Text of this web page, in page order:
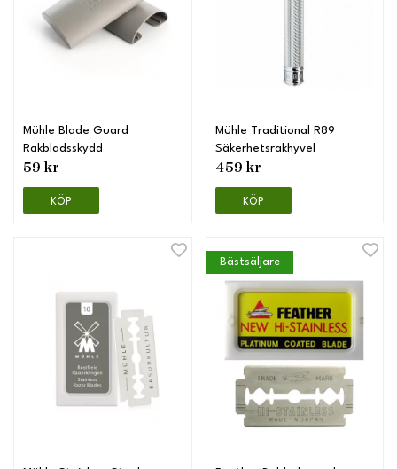
Mühle Blade Guard
Rakbladsskydd
59 kr
KÖP
Mühle Traditional R89
Säkerhetsrakhyvel
459 kr
KÖP
Bästsäljare